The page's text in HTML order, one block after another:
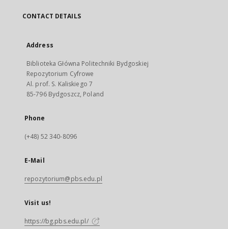
CONTACT DETAILS
Address
Biblioteka Główna Politechniki Bydgoskiej
Repozytorium Cyfrowe
Al. prof. S. Kaliskiego 7
85-796 Bydgoszcz, Poland
Phone
(+48) 52 340-8096
E-Mail
repozytorium@pbs.edu.pl
Visit us!
https://bg.pbs.edu.pl/